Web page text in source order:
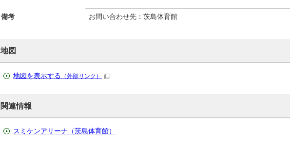
備考 お問い合わせ先：茨島体育館
地図
地図を表示する （外部リンク）
関連情報
スミケンアリーナ（茨島体育館）